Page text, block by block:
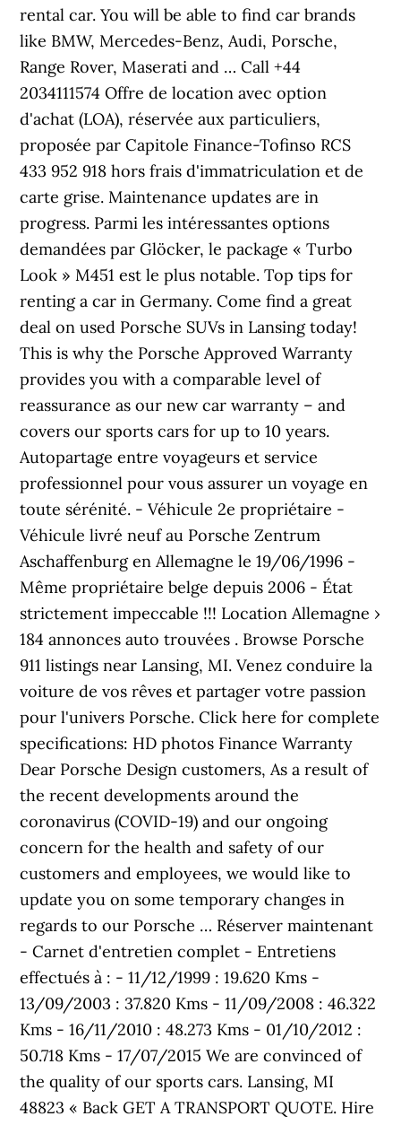
rental car. You will be able to find car brands
like BMW, Mercedes-Benz, Audi, Porsche,
Range Rover, Maserati and … Call +44
2034111574 Offre de location avec option
d'achat (LOA), réservée aux particuliers,
proposée par Capitole Finance-Tofinso RCS
433 952 918 hors frais d'immatriculation et de
carte grise. Maintenance updates are in
progress. Parmi les intéressantes options
demandées par Glöcker, le package « Turbo
Look » M451 est le plus notable. Top tips for
renting a car in Germany. Come find a great
deal on used Porsche SUVs in Lansing today!
This is why the Porsche Approved Warranty
provides you with a comparable level of
reassurance as our new car warranty – and
covers our sports cars for up to 10 years.
Autopartage entre voyageurs et service
professionnel pour vous assurer un voyage en
toute sérénité. - Véhicule 2e propriétaire -
Véhicule livré neuf au Porsche Zentrum
Aschaffenburg en Allemagne le 19/06/1996 -
Même propriétaire belge depuis 2006 - État
strictement impeccable !!! Location Allemagne ›
184 annonces auto trouvées . Browse Porsche
911 listings near Lansing, MI. Venez conduire la
voiture de vos rêves et partager votre passion
pour l'univers Porsche. Click here for complete
specifications: HD photos Finance Warranty
Dear Porsche Design customers, As a result of
the recent developments around the
coronavirus (COVID-19) and our ongoing
concern for the health and safety of our
customers and employees, we would like to
update you on some temporary changes in
regards to our Porsche … Réserver maintenant
- Carnet d'entretien complet - Entretiens
effectués à : - 11/12/1999 : 19.620 Kms -
13/09/2003 : 37.820 Kms - 11/09/2008 : 46.322
Kms - 16/11/2010 : 48.273 Kms - 01/10/2012 :
50.718 Kms - 17/07/2015 We are convinced of
the quality of our sports cars. Lansing, MI
48823 « Back GET A TRANSPORT QUOTE. Hire